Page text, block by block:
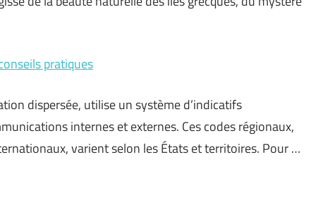
pratiques
dispersée, utilise un système d’indicatifs
internes et externes. Ces codes régionaux,
varient selon les États et territoires. Pour …